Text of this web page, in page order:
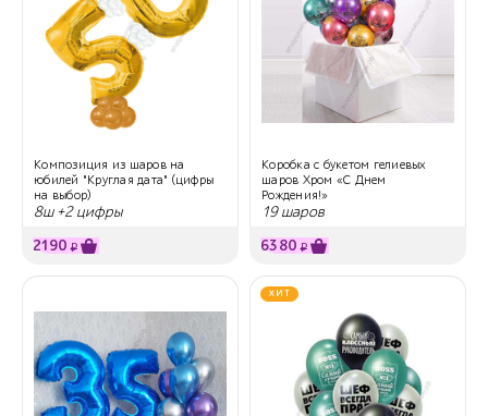
Композиция из шаров на
юбилей "Круглая дата" (цифры
на выбор)
8ш +2 цифры
2190 ₽
Коробка с букетом гелиевых
шаров Хром «С Днем
Рождения!»
19 шаров
6380 ₽
ХИТ